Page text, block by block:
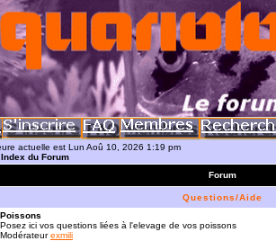
actuelle est Lun Aoû 10, 2026 1:19 pm
du Forum
Forum
Questions/Aide
Poissons
Posez ici vos questions liées à l'elevage de vos poissons
Modérateurexmili